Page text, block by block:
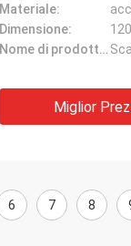
Materiale:
Dimensione:
Nome di prodotto:
Miglior
6 7 8